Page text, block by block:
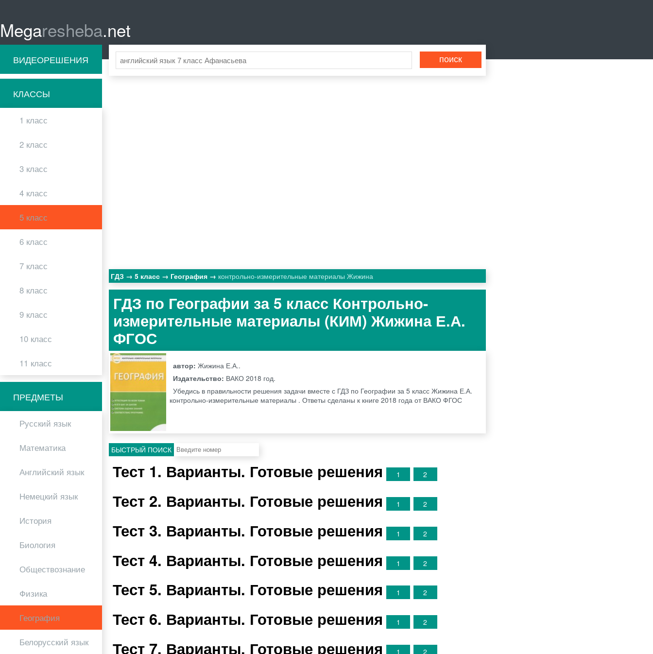
Megaresheba.net
ВИДЕОРЕШЕНИЯ
КЛАССЫ
1 класс
2 класс
3 класс
4 класс
5 класс
6 класс
7 класс
8 класс
9 класс
10 класс
11 класс
ПРЕДМЕТЫ
Русский язык
Математика
Английский язык
Немецкий язык
История
Биология
Обществознание
Физика
География
Белорусский язык
ГДЗ 5 класс География контрольно-измерительные материалы Жижина
ГДЗ по Географии за 5 класс Контрольно-
измерительные материалы (КИМ) Жижина Е.А.
ФГОС
автор:Жижина Е.А..
Издательство: ВАКО 2018 год.
Убедись в правильности решения задачи вместе с ГДЗ по Географии за 5 класс Жижина Е.А.
контрольно-измерительные материалы . Ответы сделаны к книге 2018 года от ВАКО ФГОС
БЫСТРЫЙ ПОИСК
Тест 1. Варианты. Готовые решения 1 2
Тест 2. Варианты. Готовые решения 1 2
Тест 3. Варианты. Готовые решения 1 2
Тест 4. Варианты. Готовые решения 1 2
Тест 5. Варианты. Готовые решения 1 2
Тест 6. Варианты. Готовые решения 1 2
Тест 7. Варианты. Готовые решения 1 2